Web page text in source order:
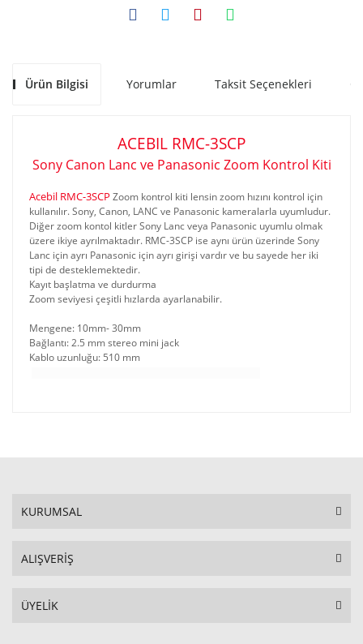
Ürün Bilgisi Yorumlar Taksit Seçenekleri
ACEBIL RMC-3SCP
Sony Canon Lanc ve Panasonic Zoom Kontrol Kiti
Acebil RMC-3SCP Zoom kontrol kiti lensin zoom hızını kontrol için
kullanılır. Sony, Canon, LANC ve Panasonic kameralarla uyumludur.
Diğer zoom kontol kitler Sony Lanc veya Panasonic uyumlu olmak
üzere ikiye ayrılmaktadır. RMC-3SCP ise aynı ürün üzerinde Sony
Lanc için ayrı Panasonic için ayrı girişi vardır ve bu sayede her iki
tipi de desteklemektedir.
Kayıt başlatma ve durdurma
Zoom seviyesi çeşitli hızlarda ayarlanabilir.
Mengene: 10mm- 30mm
Bağlantı: 2.5 mm stereo mini jack
Kablo uzunluğu: 510 mm
KURUMSAL
ALIŞVERİŞ
ÜYELİK